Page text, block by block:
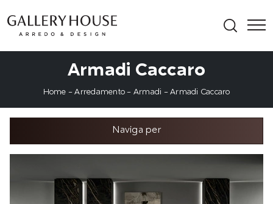
Armadi Caccaro
Home -Arredamento - Armadi - Armadi Caccaro
Naviga per